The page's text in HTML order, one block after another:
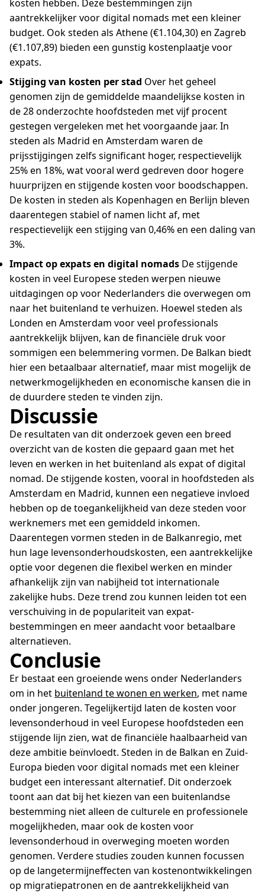
kosten hebben. Deze bestemmingen zijn
aantrekkelijker voor digital nomads met een kleiner
budget. Ook steden als Athene (€1.104,30) en Zagreb
(€1.107,89) bieden een gunstig kostenplaatje voor
expats.
Stijging van kosten per stad Over het geheel
genomen zijn de gemiddelde maandelijkse kosten in
de 28 onderzochte hoofdsteden met vijf procent
gestegen vergeleken met het voorgaande jaar. In
steden als Madrid en Amsterdam waren de
prijsstijgingen zelfs significant hoger, respectievelijk
25% en 18%, wat vooral werd gedreven door hogere
huurprijzen en stijgende kosten voor boodschappen.
De kosten in steden als Kopenhagen en Berlijn bleven
daarentegen stabiel of namen licht af, met
respectievelijk een stijging van 0,46% en een daling van
3%.
Impact op expats en digital nomads De stijgende
kosten in veel Europese steden werpen nieuwe
uitdagingen op voor Nederlanders die overwegen om
naar het buitenland te verhuizen. Hoewel steden als
Londen en Amsterdam voor veel professionals
aantrekkelijk blijven, kan de financiële druk voor
sommigen een belemmering vormen. De Balkan biedt
hier een betaalbaar alternatief, maar mist mogelijk de
netwerkmogelijkheden en economische kansen die in
de duurdere steden te vinden zijn.
Discussie
De resultaten van dit onderzoek geven een breed
overzicht van de kosten die gepaard gaan met het
leven en werken in het buitenland als expat of digital
nomad. De stijgende kosten, vooral in hoofdsteden als
Amsterdam en Madrid, kunnen een negatieve invloed
hebben op de toegankelijkheid van deze steden voor
werknemers met een gemiddeld inkomen.
Daarentegen vormen steden in de Balkanregio, met
hun lage levensonderhoudskosten, een aantrekkelijke
optie voor degenen die flexibel werken en minder
afhankelijk zijn van nabijheid tot internationale
zakelijke hubs. Deze trend zou kunnen leiden tot een
verschuiving in de populariteit van expat-
bestemmingen en meer aandacht voor betaalbare
alternatieven.
Conclusie
Er bestaat een groeiende wens onder Nederlanders
om in het buitenland te wonen en werken, met name
onder jongeren. Tegelijkertijd laten de kosten voor
levensonderhoud in veel Europese hoofdsteden een
stijgende lijn zien, wat de financiële haalbaarheid van
deze ambitie beïnvloedt. Steden in de Balkan en Zuid-
Europa bieden voor digital nomads met een kleiner
budget een interessant alternatief. Dit onderzoek
toont aan dat bij het kiezen van een buitenlandse
bestemming niet alleen de culturele en professionele
mogelijkheden, maar ook de kosten voor
levensonderhoud in overweging moeten worden
genomen. Verdere studies zouden kunnen focussen
op de langetermijneffecten van kostenontwikkelingen
op migratiepatronen en de aantrekkelijkheid van